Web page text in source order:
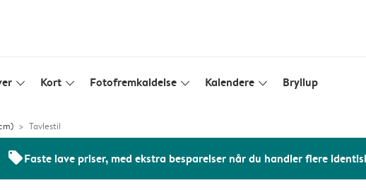
slim_arrow_down Kort slim_arrow_down Fotofremkaldelse slim_arrow_down Kalendere slim_arrow_down Bryllup
Tavlestil
offersFaste lave priser, med ekstra besparelser når du handler flere